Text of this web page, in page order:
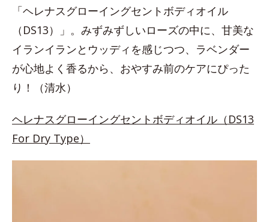
「ヘレナスグローイングセントボディオイル
（DS13）」。みずみずしいローズの中に、甘美な
イランイランとウッディを感じつつ、ラベンダー
が心地よく香るから、おやすみ前のケアにぴった
り！（清水）
ヘレナスグローイングセントボディオイル（DS13
For Dry Type）